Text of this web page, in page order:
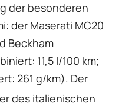
der besonderen
der Maserati MC20
Beckham
11,5 l/100 km;
261 g/km). Der
des italienischen